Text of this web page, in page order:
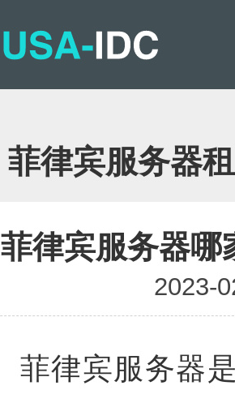
菲律宾服务器
菲律宾服务器哪
2023-
菲律宾服务器